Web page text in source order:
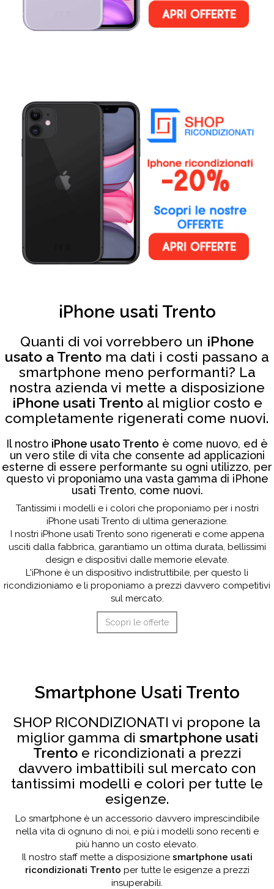
iPhone usati Trento
Quanti di voi vorrebbero un iPhone
usato a Trento ma dati i costi passano a
smartphone meno performanti? La
nostra azienda vi mette a disposizione
iPhone usati Trentoal miglior costo e
completamente rigenerati come nuovi.
Il nostro iPhone usato Trento è come nuovo, ed è
un vero stile di vita che consente ad applicazioni
esterne di essere performante su ogni utilizzo, per
questo vi proponiamo una vasta gamma di iPhone
usati Trento, come nuovi.
Tantissimi i modelli e i colori che proponiamo per i nostri
iPhone usati Trento di ultima generazione.
I nostri iPhone usati Trento sono rigenerati e come appena
usciti dalla fabbrica, garantiamo un ottima durata, bellissimi
design e dispositivi dalle memorie elevate.
L'iPhone è un dispositivo indistruttibile, per questo li
ricondizioniamo e li proponiamo a prezzi davvero competitivi
sul mercato.
Scopri le offerte
Smartphone Usati Trento
SHOP RICONDIZIONATI vi propone la
miglior gamma di smartphone usati
Trentoe ricondizionati a prezzi
davvero imbattibili sul mercato con
tantissimi modelli e colori per tutte le
esigenze.
Lo smartphone è un accessorio davvero imprescindibile
nella vita di ognuno di noi, e più i modelli sono recenti e
più hanno un costo elevato.
Il nostro staff mette a disposizione smartphone usati
ricondizionati Trento per tutte le esigenze a prezzi
insuperabili.